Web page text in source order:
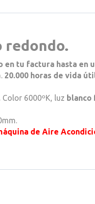
redondo.
en tu factura hasta en
20.000 horas de vida
Color 6000ºK, luz blanco
de Aire